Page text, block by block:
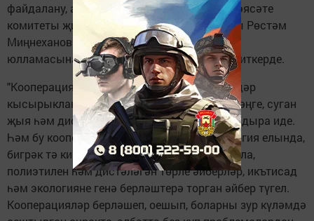
файдалану, агросәнәгать һәм азык-төлек сәясәте
комитеты җитәкчесе Татарстан Президенты Рөстәм
Миңнехановның парламентка булган еллык
юлламасына бәя биреп, шундый фикерен җиткерде.
"Кооперацияләр совет заманында берникадәр
кысырыкланган булса да, чүпрәк, сөяк, бәрәңге, суган
җыя һәм дистәләгән әйберләрне үзе аша уздыра иде.
Һәм бу кооперацияләр бүгенге көндә, Экология елында,
бигрәк тә кирәк. Чөнки кәгазь, батарея, пыяла,
полиэтилен һәм дистәләгән төрле әйберләр, икътисад
һәм экологияне генә берләштерә торган әйбер түгел.
Кооперацияләр берләшеп, оешып, боларны зур күләмдә